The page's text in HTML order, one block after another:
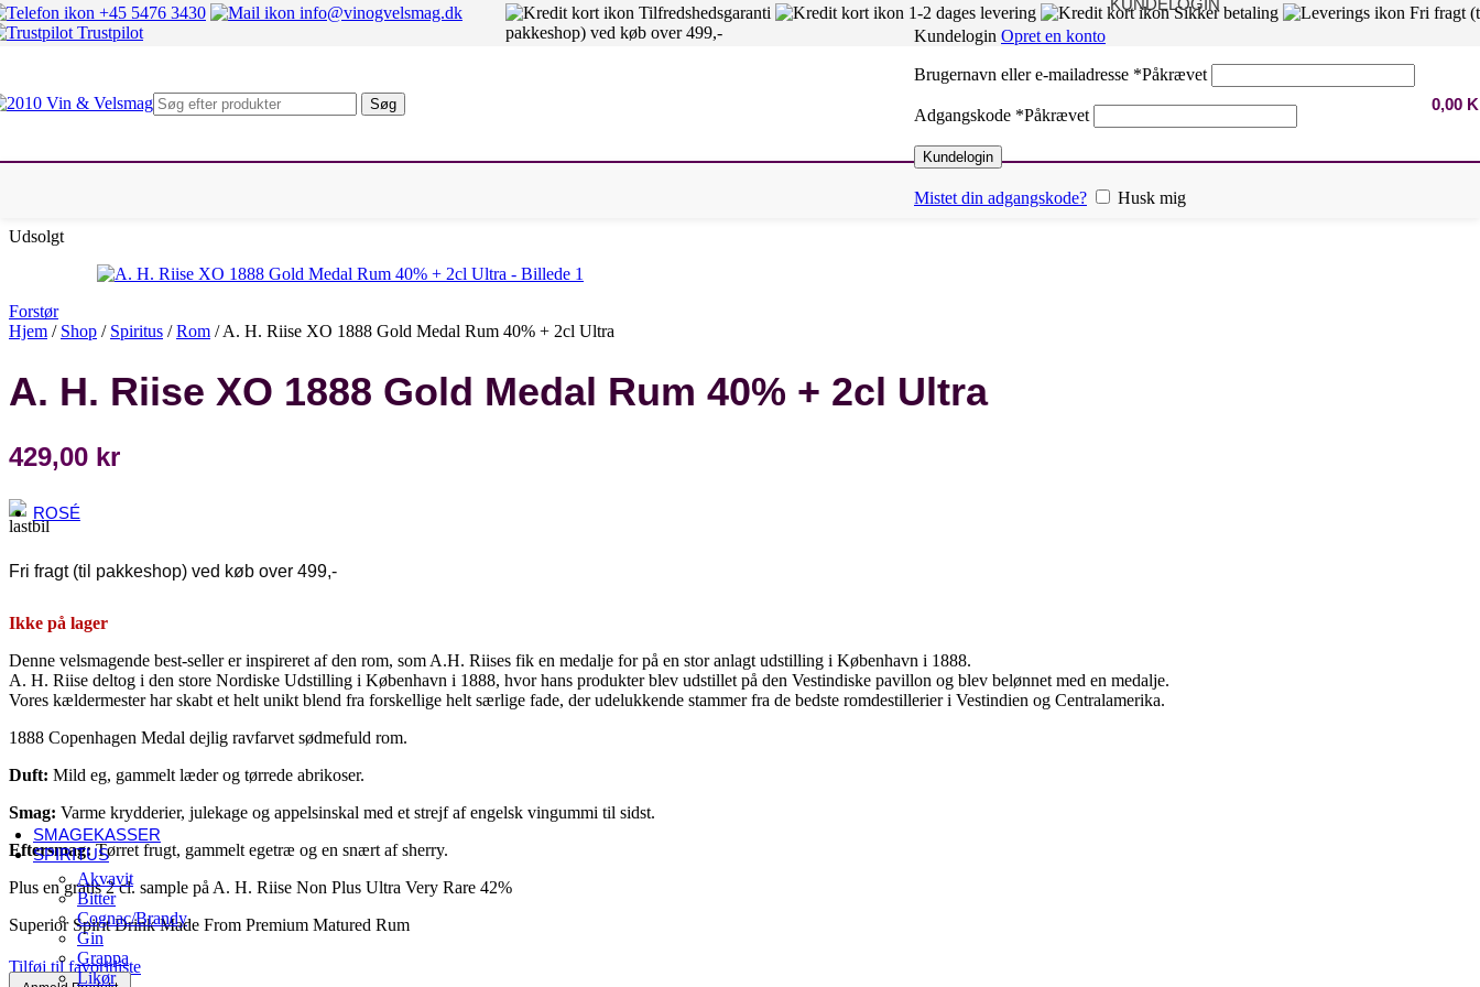
+45 5476 3430
info@vinogvelsmag.dk
Trustpilot
Tilfredshedsgaranti 1-2 dages levering Sikker betaling
Fri fragt
pakkeshop) ved køb over 499,-
Søg
KUNDELOGIN
Kundelogin Opret en konto
Brugernavn eller e-mailadresse *Påkrævet
Adgangskode *Påkrævet
Kundelogin
Mistet din adgangskode? Husk mig
0,00
Rheingau
Fransk hvidvin
Bourgogne
Chablis
Marche
Umbrien
Andre lande
Chile
ROSÉ
Côtes de Provence
Italiensk rosé
Abruzzo
Umbrien
Veneto
Danmark
Spanien
Tyskland
SMAGEKASSER
SPIRITUS
Akvavit
Bitter
Cognac/Brandy
Gin
Grappa
Likør
Udsolgt
Forstør
Hjem / Shop / Spiritus /Rom /A. H. Riise XO 1888 Gold Medal Rum 40% + 2cl Ultra
A. H. Riise XO 1888 Gold Medal Rum 40% + 2cl Ultra
429,00 kr
Fri fragt (til pakkeshop) ved køb over 499,-
Ikke på lager
Denne velsmagende best-seller er inspireret af den rom, som A.H. Riises fik en medalje for på en stor anlagt udstilling i København i 1888.
A. H. Riise deltog i den store Nordiske Udstilling i København i 1888, hvor hans produkter blev udstillet på den Vestindiske pavillon og blev belønnet med en medalje.
Vores kældermester har skabt et helt unikt blend fra forskellige helt særlige fade, der udelukkende stammer fra de bedste romdestillerier i Vestindien og Centralamerika.
1888 Copenhagen Medal dejlig ravfarvet sødmefuld rom.
Duft: Mild eg, gammelt læder og tørrede abrikoser.
Smag: Varme krydderier, julekage og appelsinskal med et strejf af engelsk vingummi til sidst.
Eftersmag: Tørret frugt, gammelt egetræ og en snært af sherry.
Plus en gratis 2 cl. sample på A. H. Riise Non Plus Ultra Very Rare 42%
Superior Spirit Drink Made From Premium Matured Rum
Tilføj til favoritliste